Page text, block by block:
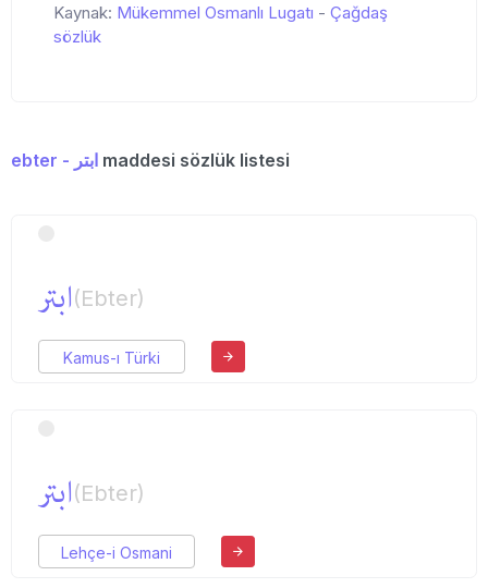
Kaynak: Mükemmel Osmanlı Lugatı - Çağdaş
sözlük
ebter - ابتر maddesi sözlük listesi
ابتر(Ebter)
Kamus-ı Türki
ابتر(Ebter)
Lehçe-i Osmani